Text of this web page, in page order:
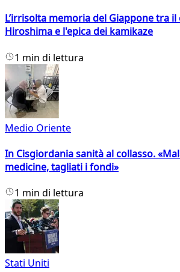
L’irrisolta memoria del Giappone tra
Hiroshima e l'epica dei kamikaze
1 min di lettura
Medio Oriente
In Cisgiordania sanità al collasso.
medicine, tagliati i fondi»
1 min di lettura
Stati Uniti